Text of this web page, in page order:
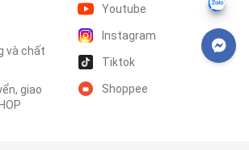
và chất
giao
Youtube
Instagram
Tiktok
Shoppee